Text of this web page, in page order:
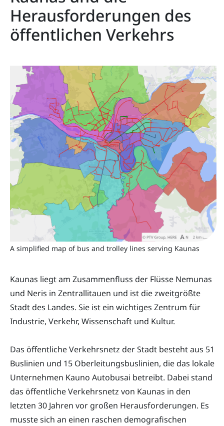
Herausforderungen des
öffentlichen Verkehrs
A simplified map of bus and trolley lines serving Kaunas
Kaunas liegt am Zusammenfluss der Flüsse Nemunas
und Neris in Zentrallitauen und ist die zweitgrößte
Stadt des Landes. Sie ist ein wichtiges Zentrum für
Industrie, Verkehr, Wissenschaft und Kultur.
Das öffentliche Verkehrsnetz der Stadt besteht aus 51
Buslinien und 15 Oberleitungsbuslinien, die das lokale
Unternehmen Kauno Autobusai betreibt. Dabei stand
das öffentliche Verkehrsnetz von Kaunas in den
letzten 30 Jahren vor großen Herausforderungen. Es
musste sich an einen raschen demografischen